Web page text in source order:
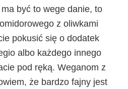
być to wege danie, to
z oliwkami
pokusić się o dodatek
albo każdego innego
pod ręką. Weganom z
że bardzo fajny jest